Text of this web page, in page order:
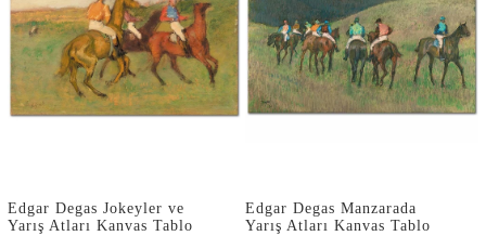
Edgar Degas Jokeyler ve
Yarış Atları Kanvas Tablo
Edgar Degas Manzarada
Yarış Atları Kanvas Tablo